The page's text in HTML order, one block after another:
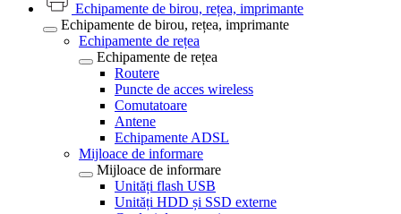
Echipamente de birou, rețea, imprimante
Echipamente de birou, rețea, imprimante
Echipamente de rețea
Echipamente de rețea
Routere
Puncte de acces wireless
Comutatoare
Antene
Echipamente ADSL
Mijloace de informare
Mijloace de informare
Unități flash USB
Unități HDD și SSD externe